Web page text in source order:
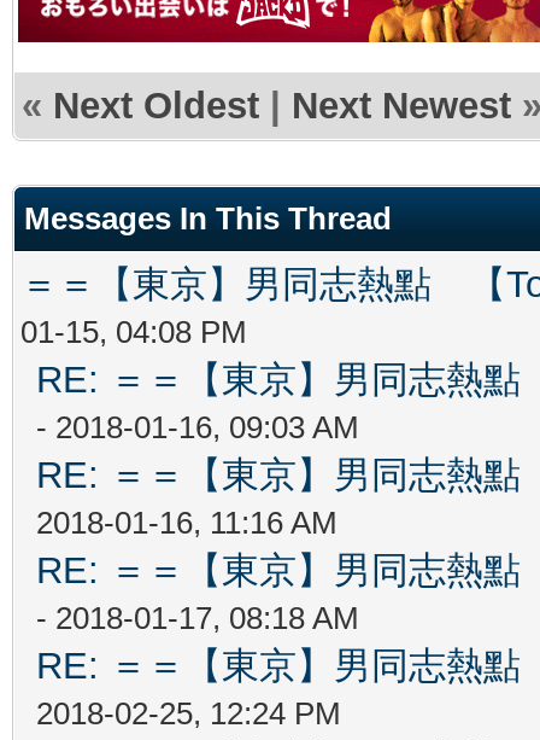
« Next Oldest | Next Newest
Messages In This Thread
＝＝【東京】男同志熱點 【
01-15, 04:08 PM
RE: ＝＝【東京】男同志熱
- 2018-01-16, 09:03 AM
RE: ＝＝【東京】男同志熱
2018-01-16, 11:16 AM
RE: ＝＝【東京】男同志熱
- 2018-01-17, 08:18 AM
RE: ＝＝【東京】男同志熱
2018-02-25, 12:24 PM